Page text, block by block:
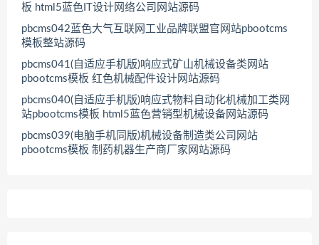
板 html5蓝色IT设计网络公司网站源码
pbcms042蓝色大气互联网工业品牌联盟官网站pbootcms
模板整站源码
pbcms041(自适应手机版)响应式矿山机械设备类网站
pbootcms模板 红色机械配件设计网站源码
pbcms040(自适应手机版)响应式物料自动化机械加工类网
站pbootcms模板 html5蓝色营销型机械设备网站源码
pbcms039(电脑手机同版)机械设备制造类公司网站
pbootcms模板 制药机器生产商厂家网站源码